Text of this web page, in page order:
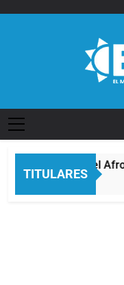
TITULARES
La noche del
8 Horas Atrás